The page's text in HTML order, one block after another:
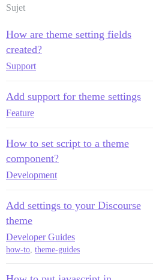
Sujet
How are theme setting fields
created?
Support
Add support for theme settings
Feature
How to set script to a theme
component?
Development
Add settings to your Discourse
theme
Developer Guides
how-to, theme-guides